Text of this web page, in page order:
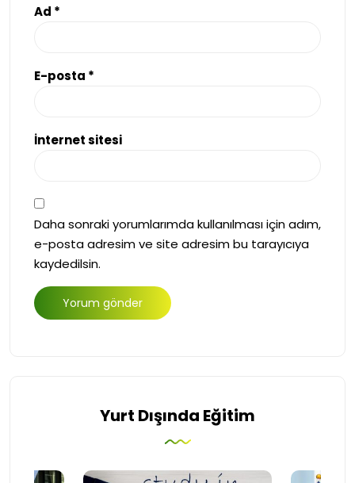
Ad *
E-posta *
İnternet sitesi
Daha sonraki yorumlarımda kullanılması için adım,
e-posta adresim ve site adresim bu tarayıcıya
kaydedilsin.
Yurt Dışında Eğitim